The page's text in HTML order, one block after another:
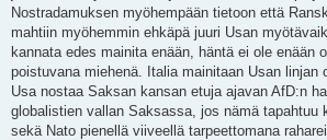
Nostradamuksen myöhempään tietoon että
mahtiin myöhemmin ehkäpä juuri Usan
kannata edes mainita enään, häntä ei ole enään
poistuvana miehenä. Italia mainitaan Usan linjan
Usa nostaa Saksan kansan etuja ajavan AfD:n
globalistien vallan Saksassa, jos nämä tapahtuu
sekä Nato pienellä viiveellä tarpeettomana